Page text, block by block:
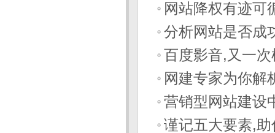
网站降权有迹可
分析网站是否成
百度影音,又一
网建专家为你解
营销型网站建设
谨记五大要素,